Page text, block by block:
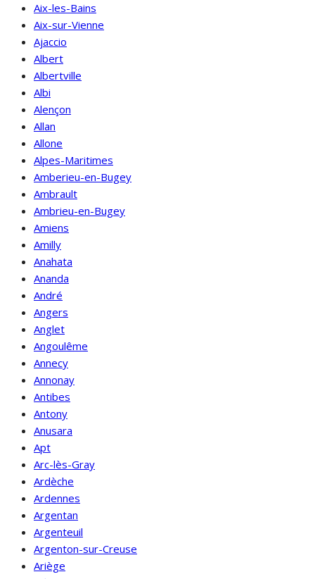
Aix-les-Bains
Aix-sur-Vienne
Ajaccio
Albert
Albertville
Albi
Alençon
Allan
Allone
Alpes-Maritimes
Amberieu-en-Bugey
Ambrault
Ambrieu-en-Bugey
Amiens
Amilly
Anahata
Ananda
André
Angers
Anglet
Angoulême
Annecy
Annonay
Antibes
Antony
Anusara
Apt
Arc-lès-Gray
Ardèche
Ardennes
Argentan
Argenteuil
Argenton-sur-Creuse
Ariège